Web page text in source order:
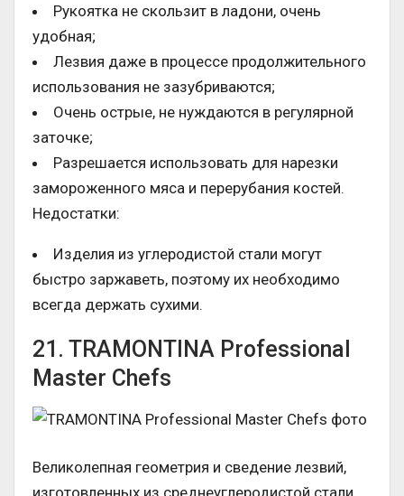
Рукоятка не скользит в ладони, очень
удобная;
Лезвия даже в процессе продолжительного
использования не зазубриваются;
Очень острые, не нуждаются в регулярной
заточке;
Разрешается использовать для нарезки
замороженного мяса и перерубания костей.
Недостатки:
Изделия из углеродистой стали могут
быстро заржаветь, поэтому их необходимо
всегда держать сухими.
21. TRAMONTINA Professional
Master Chefs
Великолепная геометрия и сведение лезвий,
изготовленных из среднеуглеродистой стали,